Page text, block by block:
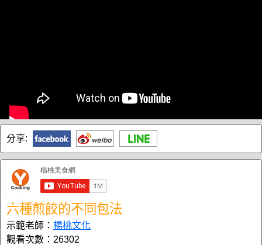
分享:
六種煎餃的不同包法
示範老師： 楊桃文化
觀看次數：26302